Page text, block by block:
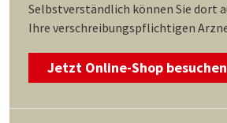
Selbstverständlich können Sie dort
Ihre verschreibungspflichtigen
Jetzt Online-Shop besuchen